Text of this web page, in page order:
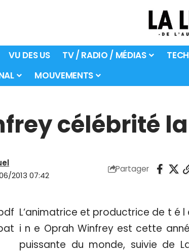
VU DES US TV / RADIO / MÉDIAS
MOUVEMENTS
célébrité
2013 07:42
Partager
L‘animatrice et productrice de t é l
i n e Oprah Winfrey est cette
puissante du monde, suivie de